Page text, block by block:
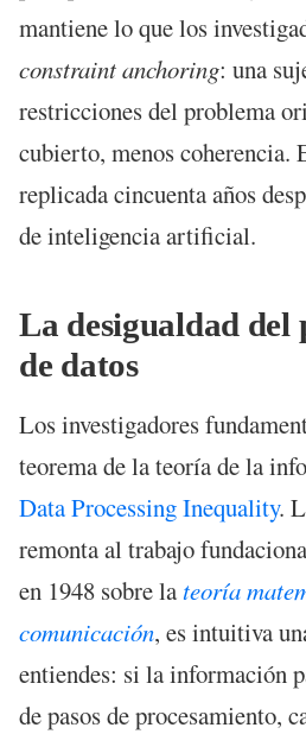
mantiene lo que los
constraint anchoring: una
restricciones del problema
cubierto, menos coherencia.
replicada cincuenta años
de inteligencia artificial.
La desigualdad del
de datos
Los investigadores
teorema de la teoría de la
Data Processing Inequality.
remonta al trabajo
en 1948 sobre lateoría
comunicación, es intuitiva
entiendes: si la información
de pasos de procesamiento,